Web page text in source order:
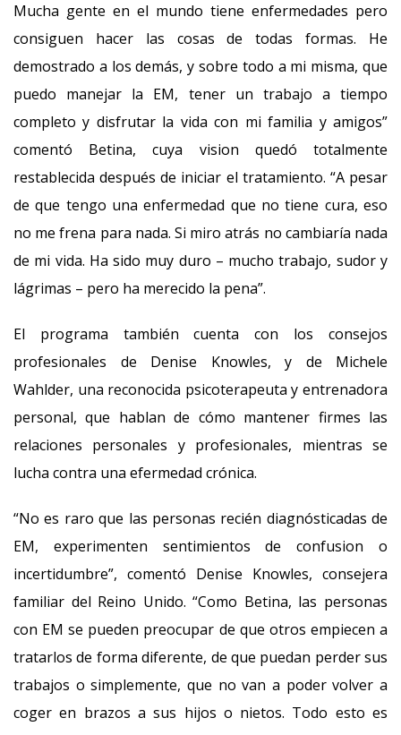
Mucha gente en el mundo tiene enfermedades pero
consiguen hacer las cosas de todas formas. He
demostrado a los demás, y sobre todo a mi misma, que
puedo manejar la EM, tener un trabajo a tiempo
completo y disfrutar la vida con mi familia y amigos”
comentó Betina, cuya vision quedó totalmente
restablecida después de iniciar el tratamiento. “A pesar
de que tengo una enfermedad que no tiene cura, eso
no me frena para nada. Si miro atrás no cambiaría nada
de mi vida. Ha sido muy duro – mucho trabajo, sudor y
lágrimas – pero ha merecido la pena”.
El programa también cuenta con los consejos
profesionales de Denise Knowles, y de Michele
Wahlder, una reconocida psicoterapeuta y entrenadora
personal, que hablan de cómo mantener firmes las
relaciones personales y profesionales, mientras se
lucha contra una efermedad crónica.
“No es raro que las personas recién diagnósticadas de
EM, experimenten sentimientos de confusion o
incertidumbre”, comentó Denise Knowles, consejera
familiar del Reino Unido. “Como Betina, las personas
con EM se pueden preocupar de que otros empiecen a
tratarlos de forma diferente, de que puedan perder sus
trabajos o simplemente, que no van a poder volver a
coger en brazos a sus hijos o nietos. Todo esto es